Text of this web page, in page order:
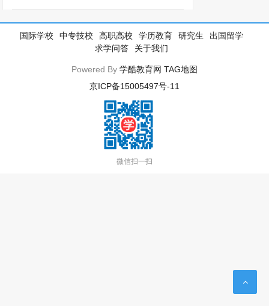
国际学校 中专技校 高职高校 学历教育 研究生
出国留学
求学问答
关于我们
Powered By 学酷教育网 TAG地图
京ICP备15005497号-11
微信扫一扫